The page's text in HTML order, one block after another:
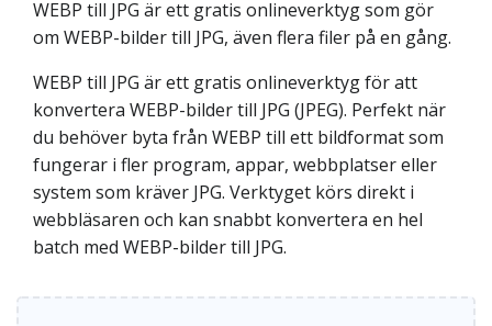
WEBP till JPG är ett gratis onlineverktyg som gör
om WEBP-bilder till JPG, även flera filer på en gång.
WEBP till JPG är ett gratis onlineverktyg för att
konvertera WEBP-bilder till JPG (JPEG). Perfekt när
du behöver byta från WEBP till ett bildformat som
fungerar i fler program, appar, webbplatser eller
system som kräver JPG. Verktyget körs direkt i
webbläsaren och kan snabbt konvertera en hel
batch med WEBP-bilder till JPG.